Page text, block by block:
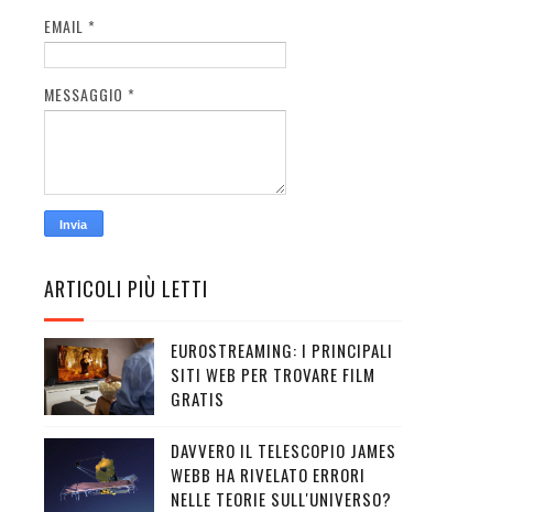
EMAIL *
MESSAGGIO *
ARTICOLI PIÙ LETTI
EUROSTREAMING: I PRINCIPALI
SITI WEB PER TROVARE FILM
GRATIS
DAVVERO IL TELESCOPIO JAMES
WEBB HA RIVELATO ERRORI
NELLE TEORIE SULL'UNIVERSO?